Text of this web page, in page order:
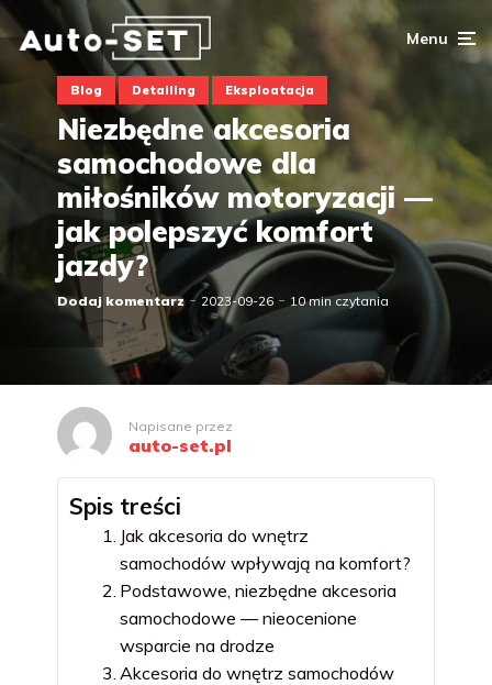
Menu
Blog Detailing Eksploatacja
Niezbędne akcesoria
samochodowe dla
miłośników motoryzacji —
jak polepszyć komfort
jazdy?
Dodaj komentarz 2023-09-26 10 min czytania
Napisane przez
auto-set.pl
Spis treści
Jak akcesoria do wnętrz
samochodów wpływają na komfort?
Podstawowe, niezbędne akcesoria
samochodowe — nieocenione
wsparcie na drodze
Akcesoria do wnętrz samochodów